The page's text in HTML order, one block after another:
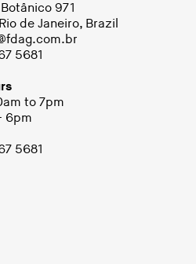
971
de Janeiro, Brazil
5681
to 7pm
6pm
5681